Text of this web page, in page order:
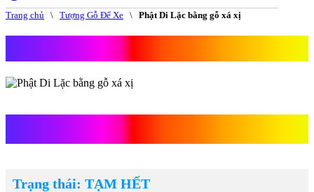
Trang chủ \ Tượng Gỗ Để Xe \ Phật Di Lặc bằng gỗ xá xị
Trạng thái: TẠM HẾT